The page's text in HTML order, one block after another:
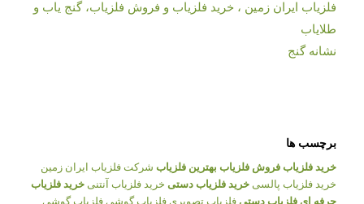
فلزیاب ایران زمین ، خرید فلزیاب و فروش فلزیاب، گنج یاب و
طلایاب
نشانه گنج
برچسب ها
خرید فلزیاب فروش فلزیاب بهترین فلزیاب شرکت فلزیاب ایران زمین
خرید فلزیاب پالسی خرید فلزیاب دستی خرید فلزیاب آنتنی خرید فلزیاب
حرفه ای فلزیاب دستی فلزیاب تصویری فلزیاب گوشی فلزیاب گوشی